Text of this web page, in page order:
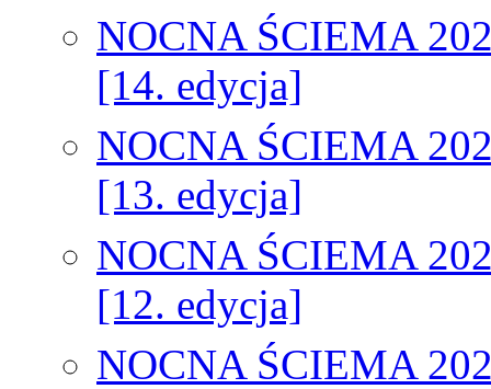
NOCNA ŚCIEMA
[14. edycja]
NOCNA ŚCIEMA
[13. edycja]
NOCNA ŚCIEMA
[12. edycja]
NOCNA ŚCIEMA